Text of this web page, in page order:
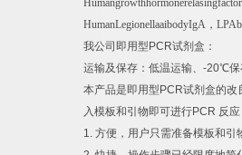
HumanLegionellaaibodyIgA ，
我公司即用型 PCR试剂盒：
运输及保存：低温运输、 -20℃
本产品是即用型 PCR试剂盒的改
入模板和引物即可进行PCR 反
1. 方便，用户只需准备模板和引